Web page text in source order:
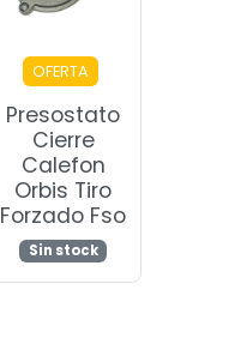
OFERTA
Presostato
Cierre
Calefon
Orbis Tiro
Forzado Fso
Sin stock